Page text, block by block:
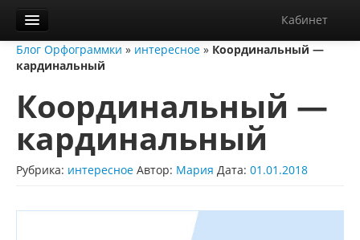
Кабинет
Орфограммка
Блог
О нас
Контакты
Справка
Блог Орфограммки » интересное » Координальный —
кардинальный
Координальный —
кардинальный
Рубрика: интересное Автор: Мария Дата: 01.01.2018